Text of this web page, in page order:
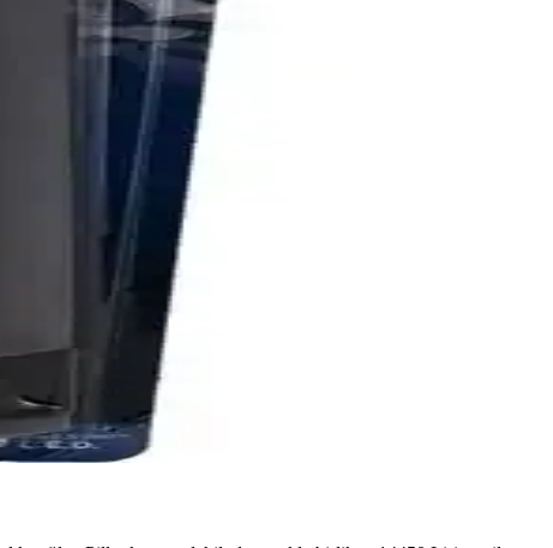
ve esnek kullanım seçenekleri sunar.
el feneridir.
pil avantajıyla kullanım kolaylığı sağlar.